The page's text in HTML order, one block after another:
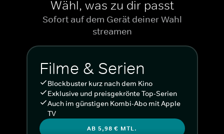
Wähl, was zu dir passt
Sofort auf dem Gerät deiner Wahl
streamen
Filme & Serien
Blockbuster kurz nach dem Kino
Exklusive und preisgekrönte Top-Serien
Auch im günstigen Kombi-Abo mit Apple
TV
AB 5,98 € MTL.